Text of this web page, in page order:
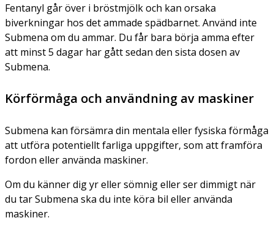
Fentanyl går över i bröstmjölk och kan orsaka
biverkningar hos det ammade spädbarnet. Använd inte
Submena om du ammar. Du får bara börja amma efter
att minst 5 dagar har gått sedan den sista dosen av
Submena.
Körförmåga och användning av maskiner
Submena kan försämra din mentala eller fysiska förmåga
att utföra potentiellt farliga uppgifter, som att framföra
fordon eller använda maskiner.
Om du känner dig yr eller sömnig eller ser dimmigt när
du tar Submena ska du inte köra bil eller använda
maskiner.